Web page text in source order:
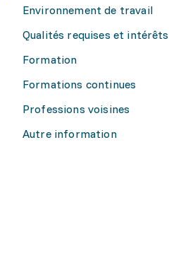
Environnement de travail
Qualités requises et intérêts
Formation
Formations continues
Professions voisines
Autre information